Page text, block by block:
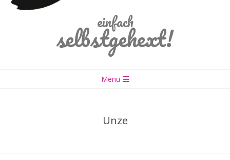
einfach
selbstgehext!
Navigation
Menu
Unze